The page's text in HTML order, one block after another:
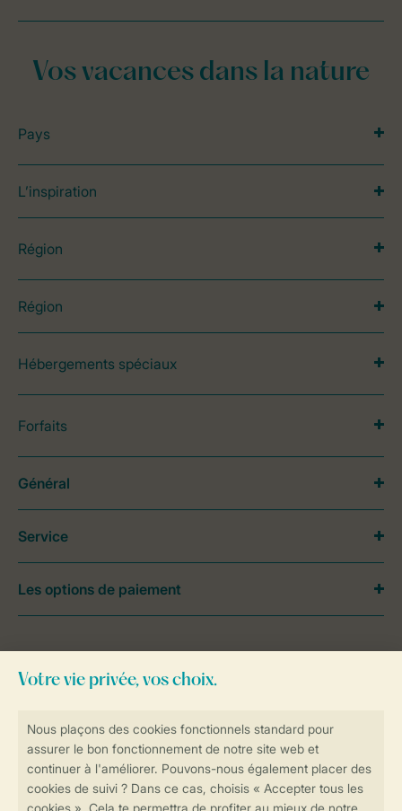
Vos vacances dans la nature
Pays
L’inspiration
Région
Région
Hébergements spéciaux
Forfaits
contactez notreContact Center.
Général
Service
Les options de paiement